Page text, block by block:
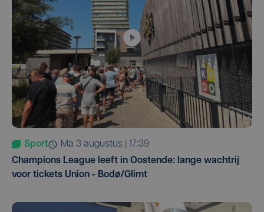
Sport
ma 3 augustus | 17:39
Champions League leeft in Oostende: lange wachtrij
voor tickets Union - Bodø/Glimt